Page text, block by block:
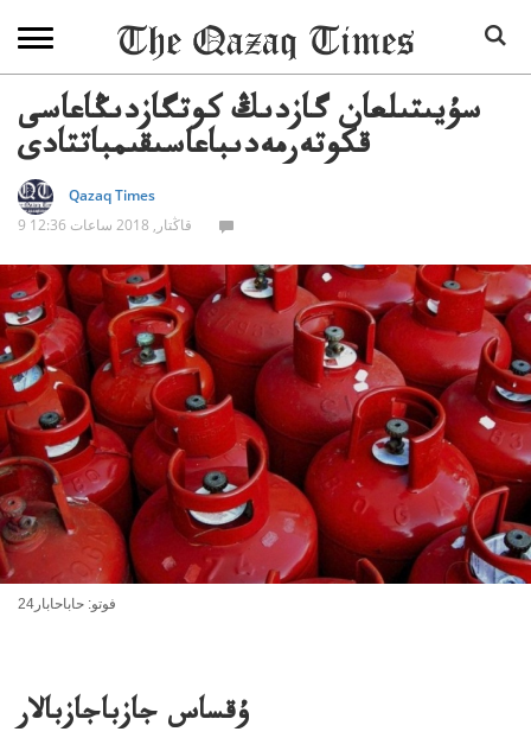
سۇيىتىلعان گازدىڭ كوتگازدىڭاعاسى
قكوتەرمەدىباعاسىقىمباتتادى
Qazaq Times
9 قاڭتار, 2018 ساعات 12:36
فوتو: حاباحابار24
ۇقساس جازباجازبالار